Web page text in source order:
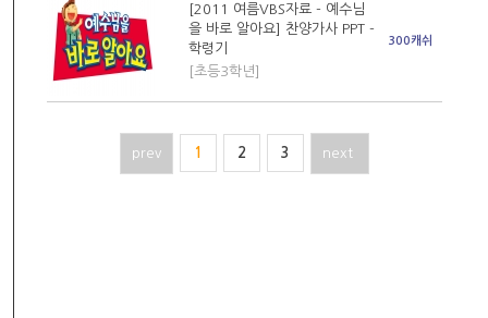
[2011 여름VBS자료 - 예수님
을 바로 알아요] 찬양가사 PPT -
학령기
[초등3학년]
300캐쉬
prev 1 2 3 next